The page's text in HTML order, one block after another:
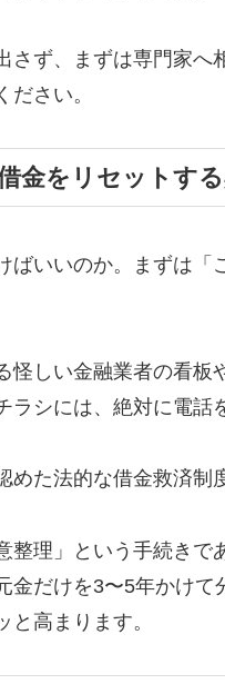
さず、まずは専門家
ださい。
金をリセットす
ばいいのか。まずは
怪しい金融業者の看板
ラシには、絶対に電話
めた法的な借金救済制
整理」という手続き
金だけを3〜5年かけ
高まります。